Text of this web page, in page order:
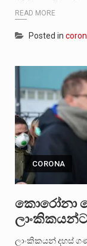
READ MORE
Posted in
CORONA
කොරෝනා
ලාංකිකයන් දහස්